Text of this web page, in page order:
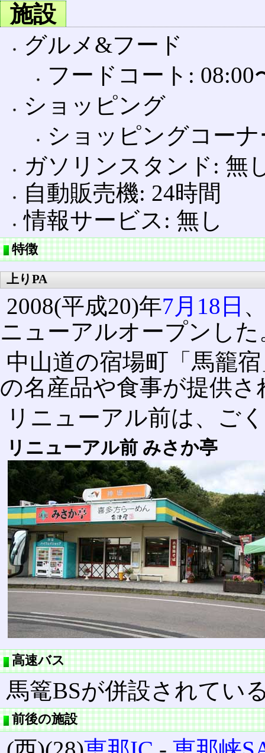
施設
グルメ&フード
フードコート: 08:00
ショッピング
ショッピングコーナ
ガソリンスタンド: 無
自動販売機: 24時間
情報サービス: 無し
特徴
上りPA
2008(平成20)年7月18日
ニューアルオープンした
中山道の宿場町「馬籠
の名産品や食事が提供さ
リニューアル前は、ご
リニューアル前 みさか亭
高速バス
馬篭BSが併設されてい
前後の施設